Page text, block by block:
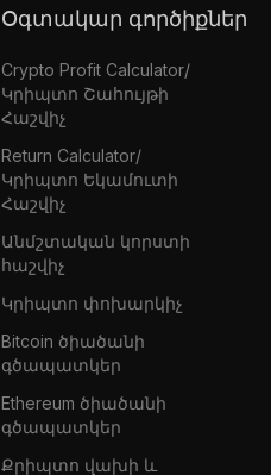
Օգտակար գործիքներ
Crypto Profit Calculator/
Կրիպտո Շահույթի
Հաշվիչ
Return Calculator/
Կրիպտո Եկամուտի
Հաշվիչ
Անմշտական կորստի
հաշվիչ
Կրիպտո փոխարկիչ
Bitcoin ծիածանի
գծապատկեր
Ethereum ծիածանի
գծապատկեր
Քրիպտո վախի և